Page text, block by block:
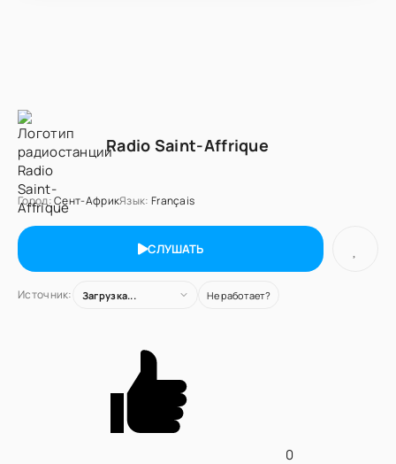
Radio Saint-Affrique
Город:Сент-АфрикЯзык: Français
СЛУШАТЬ
Источник: Загрузка... Не работает?
0